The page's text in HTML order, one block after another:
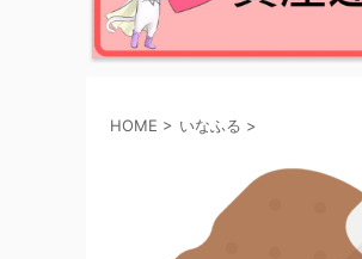
HOME > いなふる >